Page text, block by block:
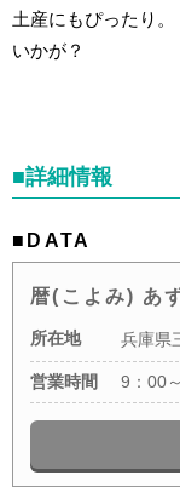
土産にもぴったり
いかが？
■詳細情報
■DATA
暦(こよみ) あ
所在地 兵庫県
営業時間 9：00